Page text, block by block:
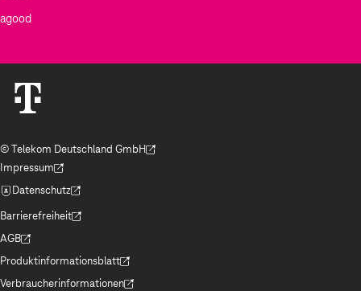
agood
© Telekom Deutschland GmbH
(Der Link wird in einem neuen Tab geöffnet)
Impressum
(Der Link wird in einem neuen Tab geöffnet)
Datenschutz
(Der Link wird in einem neuen Tab geöffnet)
Barrierefreiheit
(Der Link wird in einem neuen Tab geöffnet)
AGB
(Der Link wird in einem neuen Tab geöffnet)
Produktinformationsblatt
(Der Link wird in einem neuen Tab geöffnet)
Verbraucherinformationen